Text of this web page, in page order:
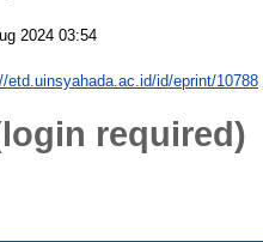
2024 03:54
etd.uinsyahada.ac.id/id/eprint/10788
required)